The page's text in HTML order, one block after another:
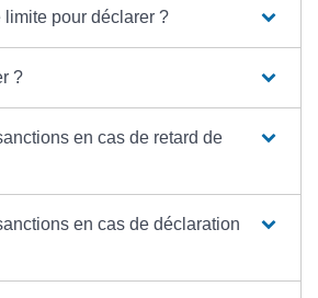
pour déclarer ?
?
en cas de retard de
en cas de déclaration